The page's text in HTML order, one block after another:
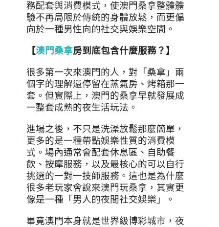
務配套與消費模式，使澳門桑拿整體體
驗不再局限於傳統的身體放鬆，而更偏
向於一種男性向的社交與娛樂空間。
【澳門桑拿房到底包含什麼服務？】
很多第一次來澳門的人，對「桑拿」兩
個字的理解還停留在蒸氣房、烤箱那一
套。但實際上，澳門的桑拿早就發展成
一整套成熟的夜生活玩法。
進場之後，不只是洗澡放鬆那麼簡單，
更多的是一種帶點娛樂性質的消費模
式。 場內通常會配套休息區、自助餐
飲、按摩服務，以及最核心的可以自行
挑選的一對一技師服務。這也是為什麼
很多老玩家會說來澳門玩桑拿，其實更
像是一種「男人的夜間社交娛樂」。
畢竟澳門本身就是世界級博彩城市，夜